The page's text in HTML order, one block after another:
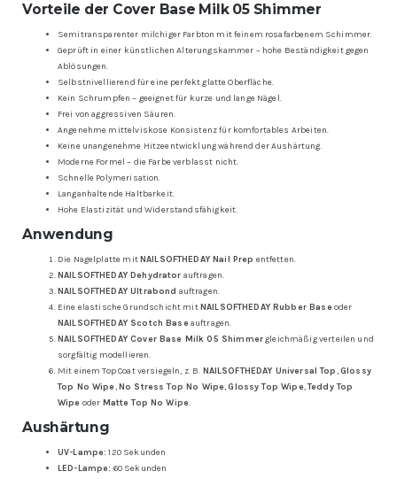
Vorteile der Cover Base Milk 05 Shimmer
Semitransparenter milchiger Farbton mit feinem rosafarbenem Schimmer.
Geprüft in einer künstlichen Alterungskammer – hohe Beständigkeit gegen
Ablösungen.
Selbstnivellierend für eine perfekt glatte Oberfläche.
Kein Schrumpfen – geeignet für kurze und lange Nägel.
Frei von aggressiven Säuren.
Angenehme mittelviskose Konsistenz für komfortables Arbeiten.
Keine unangenehme Hitzeentwicklung während der Aushärtung.
Moderne Formel – die Farbe verblasst nicht.
Schnelle Polymerisation.
Langanhaltende Haltbarkeit.
Hohe Elastizität und Widerstandsfähigkeit.
Anwendung
Die Nagelplatte mitNAILSOFTHEDAY Nail Prep entfetten.
NAILSOFTHEDAY Dehydrator auftragen.
NAILSOFTHEDAY Ultrabond auftragen.
Eine elastische Grundschicht mitNAILSOFTHEDAY Rubber Baseoder
NAILSOFTHEDAY Scotch Baseauftragen.
NAILSOFTHEDAY Cover Base Milk 05 Shimmergleichmäßig verteilen und
sorgfältig modellieren.
Mit einem Top Coat versiegeln, z. B. NAILSOFTHEDAY Universal Top,Glossy
Top No Wipe,No Stress Top No Wipe,Glossy Top Wipe,Teddy Top
Wipe oder Matte Top No Wipe.
Aushärtung
UV-Lampe: 120 Sekunden
LED-Lampe: 60 Sekunden